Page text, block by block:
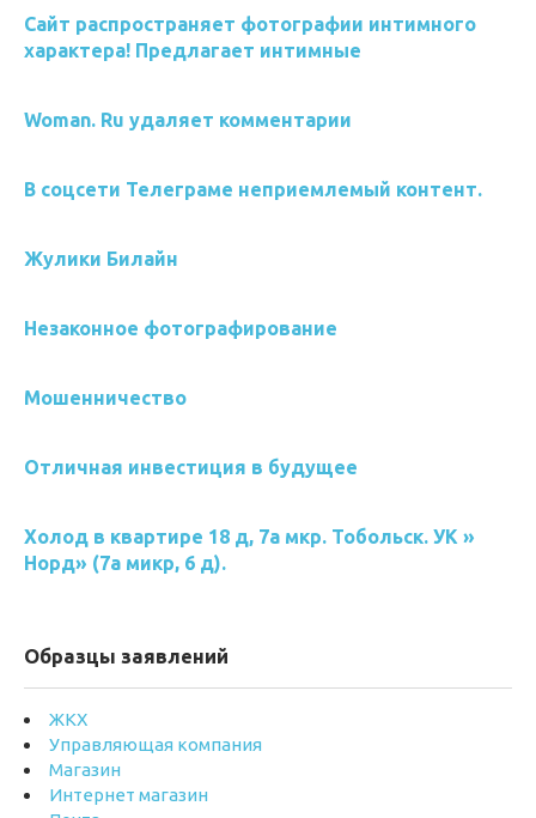
Сайт распространяет фотографии интимного
характера! Предлагает интимные
Woman. Ru удаляет комментарии
В соцсети Телеграме неприемлемый контент.
Жулики Билайн
Незаконное фотографирование
Мошенничество
Отличная инвестиция в будущее
Холод в квартире 18 д, 7а мкр. Тобольск. УК »
Норд» (7а микр, 6 д).
Образцы заявлений
ЖКХ
Управляющая компания
Магазин
Интернет магазин